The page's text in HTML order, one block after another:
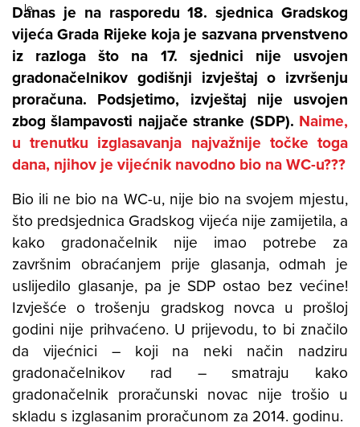
Danas je na rasporedu 18. sjednica Gradskog
vijeća Grada Rijeke koja je sazvana prvenstveno
iz razloga što na 17. sjednici nije usvojen
gradonačelnikov godišnji izvještaj o izvršenju
proračuna. Podsjetimo, izvještaj nije usvojen
zbog šlampavosti najjače stranke (SDP). Naime,
u trenutku izglasavanja najvažnije točke toga
dana, njihov je vijećnik navodno bio na WC-u???
Bio ili ne bio na WC-u, nije bio na svojem mjestu,
što predsjednica Gradskog vijeća nije zamijetila, a
kako gradonačelnik nije imao potrebe za
završnim obraćanjem prije glasanja, odmah je
uslijedilo glasanje, pa je SDP ostao bez većine!
Izvješće o trošenju gradskog novca u prošloj
godini nije prihvaćeno. U prijevodu, to bi značilo
da vijećnici – koji na neki način nadziru
gradonačelnikov rad – smatraju kako
gradonačelnik proračunski novac nije trošio u
skladu s izglasanim proračunom za 2014. godinu.